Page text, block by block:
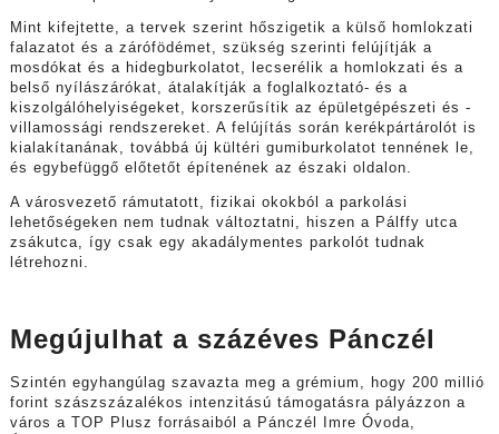
Mint kifejtette, a tervek szerint hőszigetik a külső homlokzati
falazatot és a zárófödémet, szükség szerinti felújítják a
mosdókat és a hidegburkolatot, lecserélik a homlokzati és a
belső nyílászárókat, átalakítják a foglalkoztató- és a
kiszolgálóhelyiségeket, korszerűsítik az épületgépészeti és -
villamossági rendszereket. A felújítás során kerékpártárolót is
kialakítanának, továbbá új kültéri gumiburkolatot tennének le,
és egybefüggő előtetőt építenének az északi oldalon.
A városvezető rámutatott, fizikai okokból a parkolási
lehetőségeken nem tudnak változtatni, hiszen a Pálffy utca
zsákutca, így csak egy akadálymentes parkolót tudnak
létrehozni.
Megújulhat a százéves Pánczél
Szintén egyhangúlag szavazta meg a grémium, hogy 200 millió
forint szászszázalékos intenzitású támogatásra pályázzon a
város a TOP Plusz forrásaiból a Pánczél Imre Óvoda,